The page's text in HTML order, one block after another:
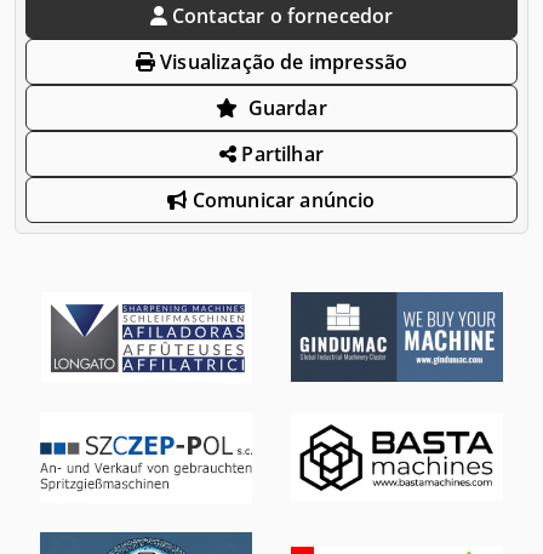
Contactar o fornecedor
Visualização de impressão
Guardar
Partilhar
Comunicar anúncio